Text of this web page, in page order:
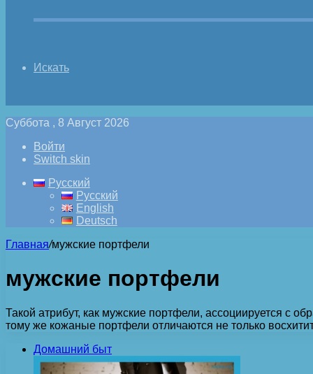
Искать
Суббота , 8 Август 2026
Войти
Switch skin
Русский
Русский
English
Deutsch
Главная/мужские портфели
мужские портфели
Такой атрибут, как мужские портфели, ассоциируется с
тому же кожаные портфели отличаются не только
Домашний быт